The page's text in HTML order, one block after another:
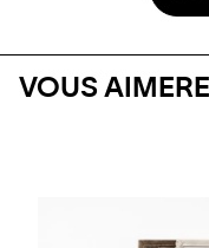
VOUS